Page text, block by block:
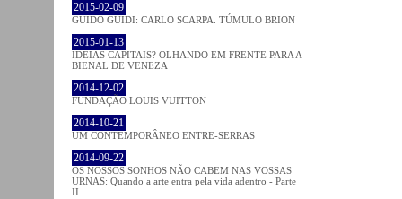
2015-02-09
GUIDO GUIDI: CARLO SCARPA. TÚMULO BRION
2015-01-13
IDEIAS CAPITAIS? OLHANDO EM FRENTE PARA A
BIENAL DE VENEZA
2014-12-02
FUNDAÇÃO LOUIS VUITTON
2014-10-21
UM CONTEMPORÂNEO ENTRE-SERRAS
2014-09-22
OS NOSSOS SONHOS NÃO CABEM NAS VOSSAS
URNAS: Quando a arte entra pela vida adentro - Parte
II